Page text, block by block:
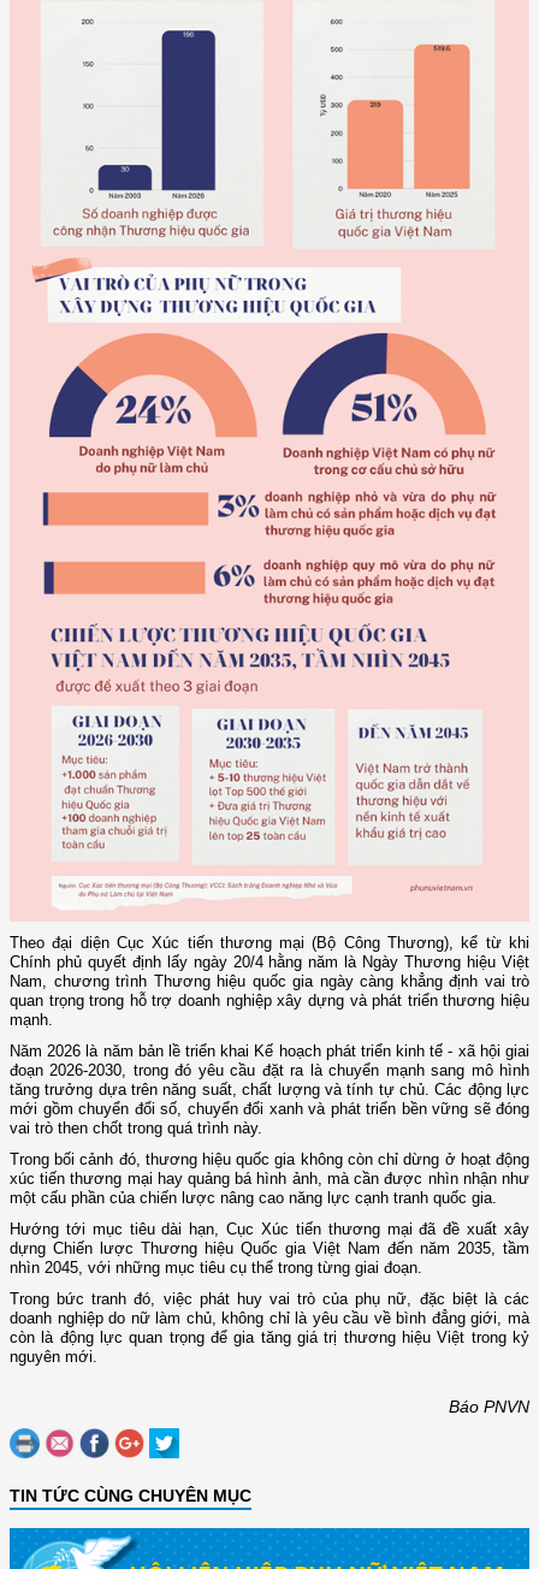
Theo đại diện Cục Xúc tiến thương mại (Bộ Công Thương), kể từ khi
Chính phủ quyết định lấy ngày 20/4 hằng năm là Ngày Thương hiệu Việt
Nam, chương trình Thương hiệu quốc gia ngày càng khẳng định vai trò
quan trọng trong hỗ trợ doanh nghiệp xây dựng và phát triển thương hiệu
mạnh.
Năm 2026 là năm bản lề triển khai Kế hoạch phát triển kinh tế - xã hội giai
đoạn 2026-2030, trong đó yêu cầu đặt ra là chuyển mạnh sang mô hình
tăng trưởng dựa trên năng suất, chất lượng và tính tự chủ. Các động lực
mới gồm chuyển đổi số, chuyển đổi xanh và phát triển bền vững sẽ đóng
vai trò then chốt trong quá trình này.
Trong bối cảnh đó, thương hiệu quốc gia không còn chỉ dừng ở hoạt động
xúc tiến thương mại hay quảng bá hình ảnh, mà cần được nhìn nhận như
một cấu phần của chiến lược nâng cao năng lực cạnh tranh quốc gia.
Hướng tới mục tiêu dài hạn, Cục Xúc tiến thương mại đã đề xuất xây
dựng Chiến lược Thương hiệu Quốc gia Việt Nam đến năm 2035, tầm
nhìn 2045, với những mục tiêu cụ thể trong từng giai đoạn.
Trong bức tranh đó, việc phát huy vai trò của phụ nữ, đặc biệt là các
doanh nghiệp do nữ làm chủ, không chỉ là yêu cầu về bình đẳng giới, mà
còn là động lực quan trọng để gia tăng giá trị thương hiệu Việt trong kỷ
nguyên mới.
Báo PNVN
TIN TỨC CÙNG CHUYÊN MỤC